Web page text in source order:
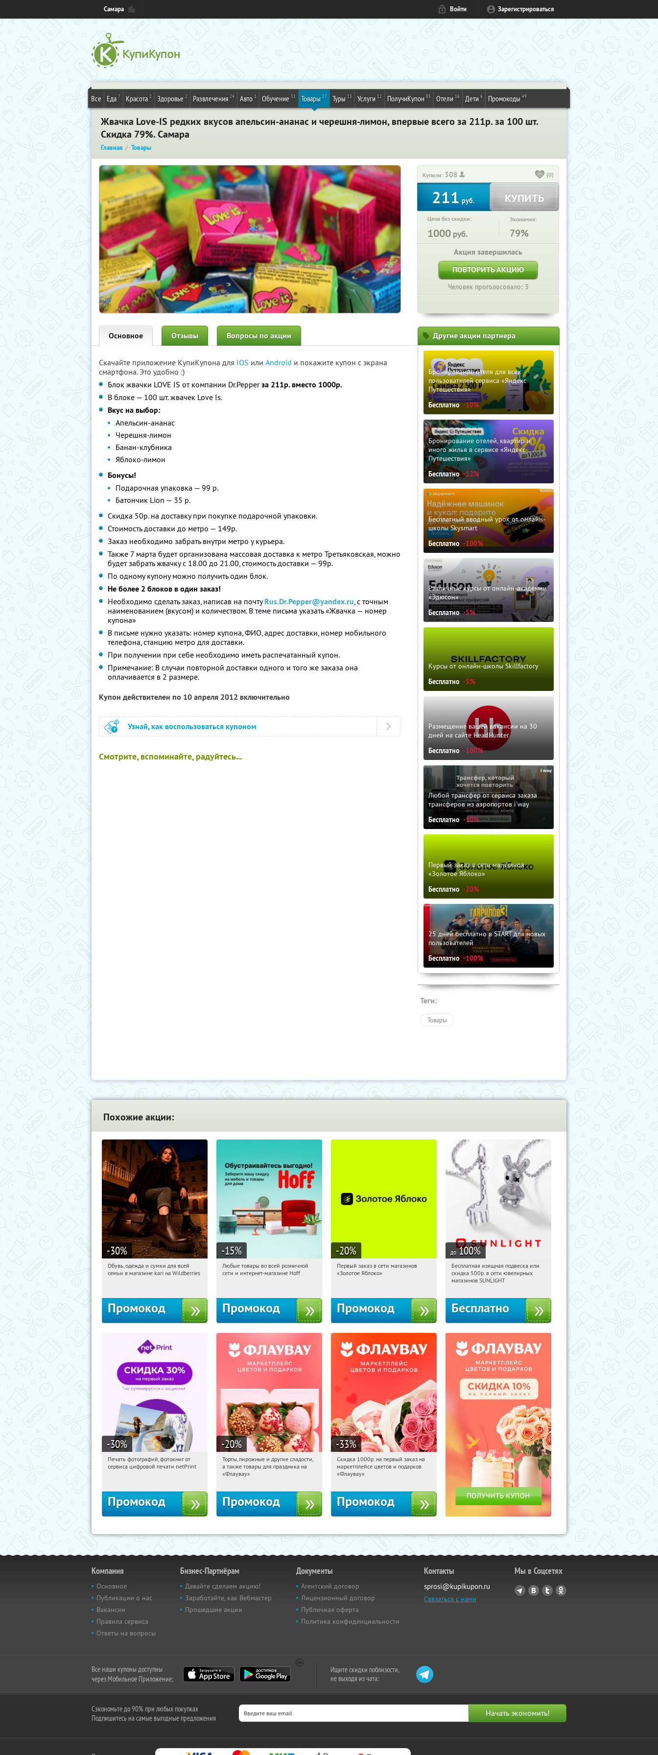
Самара Войти Зарегистрироваться
Все Еда 7 Красота 2 Здоровье 2 Развлечения 24 Авто 1 Обучение 31 Товары 27 Туры 13 Услуги 12 ПолучиКупон 85 Отели 16 Дети 6 Промокоды 49
Жвачка Love-IS редких вкусов апельсин-ананас и черешня-лимон, впервые всего за 211р. за 100 шт.
Скидка 79%. Самара
Главная Товары
Купили: 308 (0)
211 руб. КУПИТЬ
Цена без скидки:
1000 руб.
Экономия:
79%
Акция завершилась
ПОВТОРИТЬ АКЦИЮ
Человек проголосовало: 3
Основное Отзывы Вопросы по акции
Скачайте приложение КупиКупона для IOS или Android и покажите купон с экрана
смартфона. Это удобно :)
Блок жвачки LOVE IS от компании Dr.Pepperза 211р. вместо 1000р.
В блоке — 100 шт. жвачек Love Is.
Вкус на выбор:
Апельсин-ананас
Черешня-лимон
Банан-клубника
Яблоко-лимон
Бонусы!
Подарочная упаковка — 99 р.
Батончик Lion — 35 р.
Скидка 50р. на доставку при покупке подарочной упаковки.
Стоимость доставки до метро — 149р.
Заказ необходимо забрать внутри метро у курьера.
Также 7 марта будет организована массовая доставка к метро Третьяковская, можно
будет забрать жвачку с 18.00 до 21.00, стоимость доставки — 99р.
По одному купону можно получить один блок.
Не более 2 блоков в один заказ!
Необходимо сделать заказ, написав на почтуRus.Dr.Pepper@yandex.ru, с точным
наименованием (вкусом) и количеством. В теме письма указать «Жвачка — номер
купона»
В письме нужно указать: номер купона, ФИО, адрес доставки, номер мобильного
телефона, станцию метро для доставки.
При получении при себе необходимо иметь распечатанный купон.
Примечание: В случаи повторной доставки одного и того же заказа она
оплачивается в 2 размере.
Купон действителен по 10 апреля 2012 включительно
Узнай, как воспользоваться купоном
Смотрите, вспоминайте, радуйтесь...
Другие акции партнера
Бронирование отеля для всех
пользователей сервиса «Яндекс
Путешествия»
Бесплатно -10%
Бронирование отелей, квартир и
иного жилья в сервисе «Яндекс
Путешествия»
Бесплатно -12%
Бесплатный вводный урок от онлайн-
школы Skysmart
Бесплатно -100%
Различные курсы от онлайн-академии
«Эдюсон»
Бесплатно -5%
Курсы от онлайн-школы Skillfactory
Бесплатно -5%
Размещение вашей вакансии на 30
дней на сайте HeadHunter
Бесплатно -100%
Любой трансфер от сервиса заказа
трансферов из аэропортов i'way
Бесплатно -10%
Первый заказ в сети магазинов
«Золотое Яблоко»
Бесплатно -20%
25 дней бесплатно в START для новых
пользователей
Бесплатно -100%
Теги:
Товары
Похожие акции:
-30%
17:22:41 Получили:
Обувь, одежда и сумки для всей
семьи в магазине kari на Wildberries
Промокод
-15%
17:22:41 Получили:
Любые товары во всей розничной
сети и интернет-магазине Hoff
Промокод
-20%
17:22:41
Получи первым!
Первый заказ в сети магазинов
«Золотое Яблоко»
Промокод
до 100%
17:22:41 Получили:
Россия
Бесплатная изящная подвеска или
скидка 500р. в сети ювелирных
магазинов SUNLIGHT
Бесплатно
-30%
17:22:41 Получили:
Печать фотографий, фотокниг от
сервиса цифровой печати netPrint
Промокод
-20%
17:22:41 Получили:
Россия
Торты, пирожные и другие сладости,
а также товары для праздника на
«Флаувау»
Промокод
-33%
17:22:41 Получили:
Россия
Скидка 1000р. на первый заказ на
маркетплейсе цветов и подарков
«Флаувау»
Промокод
Компания
Основное
Публикации о нас
Вакансии
Правила сервиса
Ответы на вопросы
Бизнес-Партнёрам
Давайте сделаем акцию!
Заработайте, как Вебмастер
Прошедшие акции
Документы
Агентский договор
Лицензионный договор
Публичная оферта
Политика конфиденциальности
Контакты
sprosi@kupikupon.ru
Связаться с нами
Мы в Соцсетях
Все наши купоны доступны
через Мобильное Приложение:
Ищите скидки поблизости,
не выходя из чата:
Сэкономьте до 90% при любых покупках
Подпишитесь на самые выгодные предложения